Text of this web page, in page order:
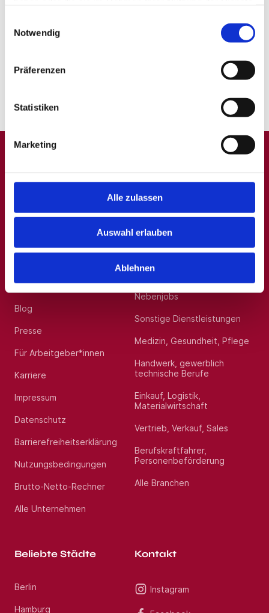
Notwendig
Präferenzen
Statistiken
Marketing
Alle zulassen
Auswahl erlauben
Ablehnen
und Familie mbH
A B C D E F G H I J K L M N O P Q
Y Z 0-9
Allgemein
Über uns
Blog
Presse
Für Arbeitgeber*innen
Karriere
Impressum
Datenschutz
Barrierefreiheitserklärung
Nutzungsbedingungen
Brutto-Netto-Rechner
Alle Unternehmen
Beliebte Kategorien
Hilfskräfte, Aushilfs- und
Nebenjobs
Sonstige Dienstleistungen
Medizin, Gesundheit, Pflege
Handwerk, gewerblich
technische Berufe
Einkauf, Logistik,
Materialwirtschaft
Vertrieb, Verkauf, Sales
Berufskraftfahrer,
Personenbeförderung
Alle Branchen
Beliebte Städte
Berlin
Hamburg
Kontakt
Instagram